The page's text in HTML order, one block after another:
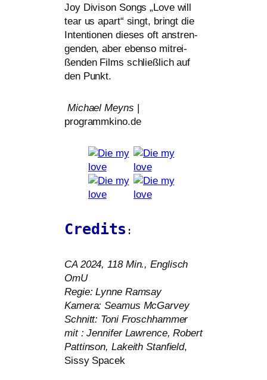
Joy Divison Songs „Love will
tear us apart“ singt, bringt die
Intentionen die­ses oft anstren­
gen­den, aber eben­so mit­rei­
ßen­den Films schließ­lich auf
den Punkt.
Michael Meyns |
programmkino.de
Credits :
CA2024, 118 Min., Englisch
OmU
Regie: Lynne Ramsay
Kamera: Seamus McGarvey
Schnitt: Toni Froschhammer
mit : Jennifer Lawrence, Robert
Pattinson, Lakeith Stanfield,
Sissy Spacek